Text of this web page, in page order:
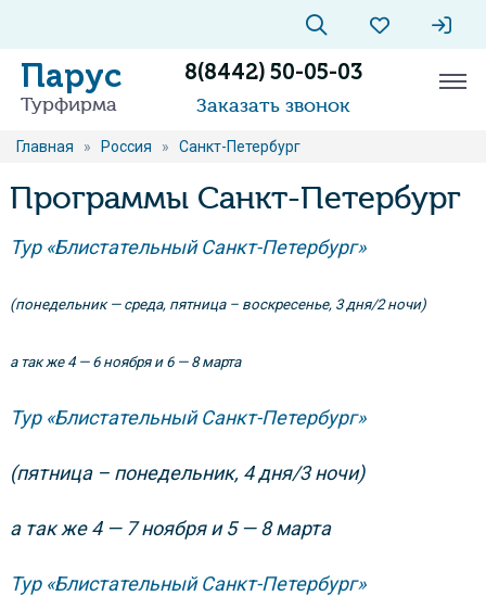
Парус
Турфирма
8(8442) 50-05-03
Заказать звонок
Главная » Россия » Санкт-Петербург
Программы Санкт-Петербург
Тур «Блистательный Санкт-Петербург»
(понедельник — среда, пятница – воскресенье, 3 дня/2 ночи)
а так же 4 — 6 ноября и 6 — 8 марта
Тур «Блистательный Санкт-Петербург»
(пятница – понедельник, 4 дня/3 ночи)
а так же 4 — 7 ноября и 5 — 8 марта
Тур «Блистательный Санкт-Петербург»